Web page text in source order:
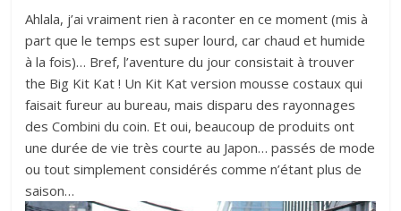
Ahlala, j’ai vraiment rien à raconter en ce moment (mis à
part que le temps est super lourd, car chaud et humide
à la fois)… Bref, l’aventure du jour consistait à trouver
the Big Kit Kat ! Un Kit Kat version mousse costaux qui
faisait fureur au bureau, mais disparu des rayonnages
des Combini du coin. Et oui, beaucoup de produits ont
une durée de vie très courte au Japon… passés de mode
ou tout simplement considérés comme n’étant plus de
saison…